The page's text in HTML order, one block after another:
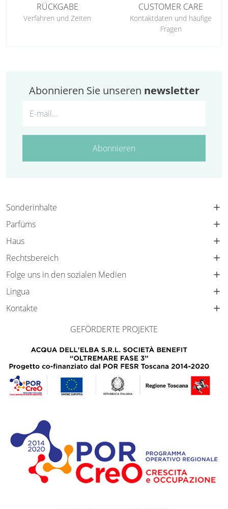
RÜCKGABE
Verfahren und Zeiten
CUSTOMER CARE
Kontaktdaten und häufige
Fragen
Abonnieren Sie unseren newsletter
Abonnieren
Sonderinhalte
Parfüms
Haus
Rechtsbereich
Folge uns in den sozialen Medien
Lingua
Kontakte
GEFÖRDERTE PROJEKTE